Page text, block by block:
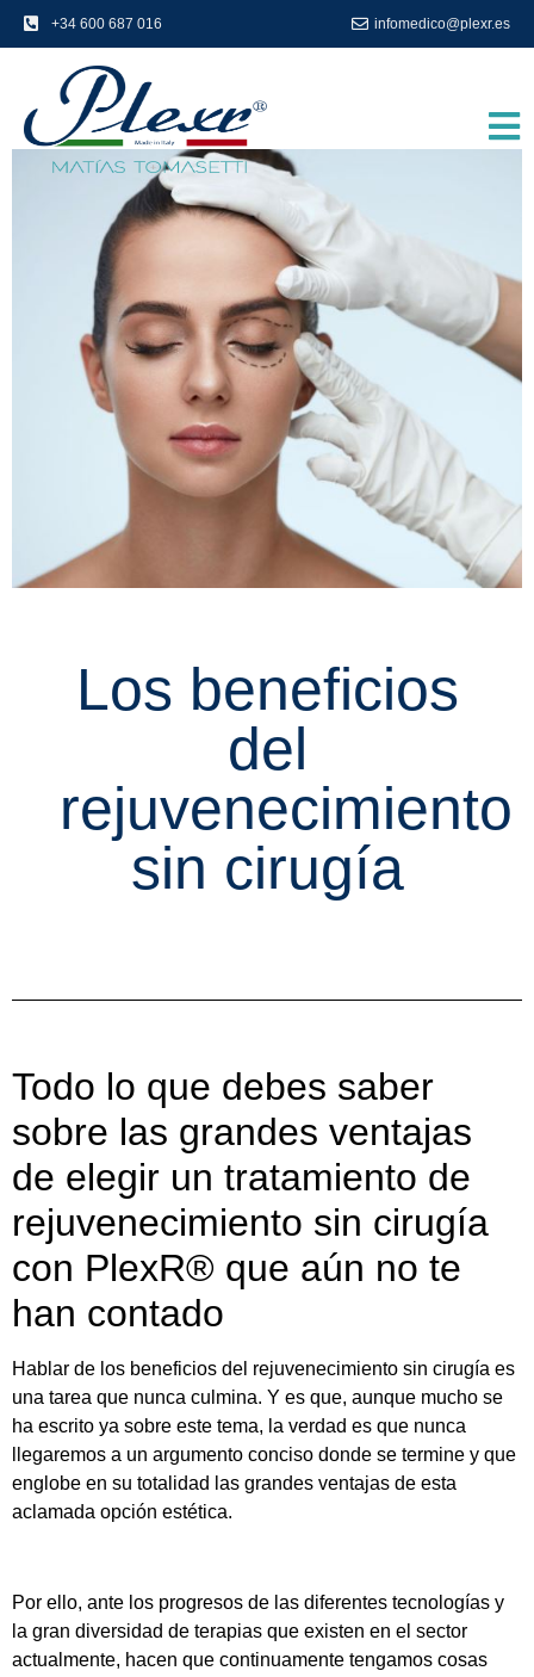
+34 600 687 016 infomedico@plexr.es
Los beneficios
del
rejuvenecimiento
sin cirugía
Todo lo que debes saber
sobre las grandes ventajas
de elegir un tratamiento de
rejuvenecimiento sin cirugía
con PlexR® que aún no te
han contado
Hablar de los beneficios del rejuvenecimiento sin cirugía es
una tarea que nunca culmina. Y es que, aunque mucho se
ha escrito ya sobre este tema, la verdad es que nunca
llegaremos a un argumento conciso donde se termine y que
englobe en su totalidad las grandes ventajas de esta
aclamada opción estética.
Por ello, ante los progresos de las diferentes tecnologías y
la gran diversidad de terapias que existen en el sector
actualmente, hacen que continuamente tengamos cosas